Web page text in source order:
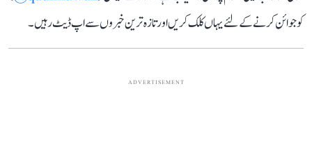
کو جوائن کرنے کے لئے یہاں کلک کریں اور تازہ ترین خبروں سے اپ ڈیٹ رہیں۔
ADVERTISEMENT